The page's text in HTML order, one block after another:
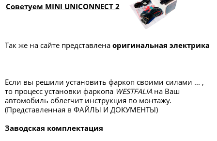
Советуем MINI UNICONNECT 2
Так же на сайте представлена оригинальная электрика
Если вы решили установить фаркоп своими силами ... ,
то процесс установки фаркопа WESTFALIAна Ваш
автомобиль облегчит инструкция по монтажу.
(Представленная в ФАЙЛЫ И ДОКУМЕНТЫ)
Заводская комплектация